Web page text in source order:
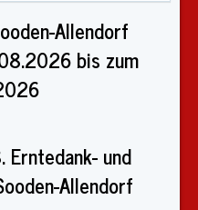
Allendorf
bis zum
und
Allendorf